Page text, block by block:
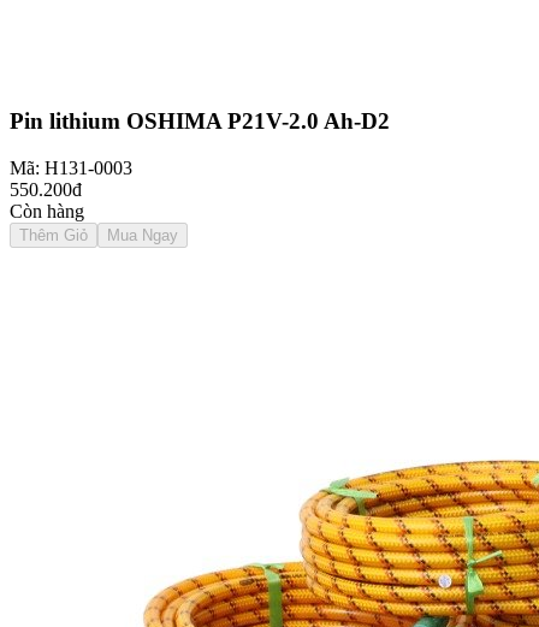
Pin lithium OSHIMA P21V-2.0 Ah-D2
Mã: H131-0003
550.200đ
Còn hàng
Thêm Giỏ Mua Ngay